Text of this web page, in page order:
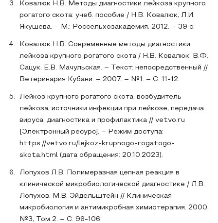
Ковалюк Н.В. Методы диагностики лейкоза крупного
рогатого скота: учеб. пособие / Н.В. Ковалюк, Л.И.
Якушева. – М.: Россельхозакадемия, 2012. – 39 с.
Ковалюк Н.В. Современные методы диагностики
лейкоза крупного рогатого скота / Н.В. Ковалюк, В.Ф.
Сацук, Е.В. Мачульская. – Текст: непосредственный //
Ветеринария Кубани. – 2007. – №1. – С. 11-12.
Лейкоз крупного рогатого скота, возбудитель
лейкоза, источники инфекции при лейкозе, передача
вируса, диагностика и профилактика // vetvo.ru
[Электронный ресурс]. – Режим доступа:
https://vetvo.ru/lejkoz-krupnogo-rogatogo-
skota.html (дата обращения: 20.10.2023).
Лопухов Л.В. Полимеразная цепная реакция в
клинической микробиологической диагностике / Л.В.
Лопухов, М.В. Эйдельштейн // Клиническая
микробиология и антимикробная химиотерапия. 2000,
№3, Том 2. – С. 96-106.